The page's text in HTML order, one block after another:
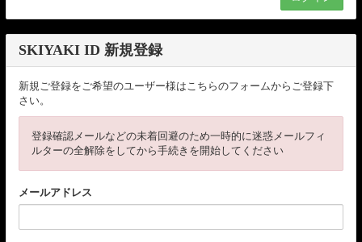
SKIYAKI ID 新規登録
新規ご登録をご希望のユーザー様はこちらのフォームからご登録下
さい。
登録確認メールなどの未着回避のため一時的に迷惑メールフィ
ルターの全解除をしてから手続きを開始してください
メールアドレス